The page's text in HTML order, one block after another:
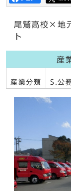
尾鷲高校×地
ト
産
産業分類 S.